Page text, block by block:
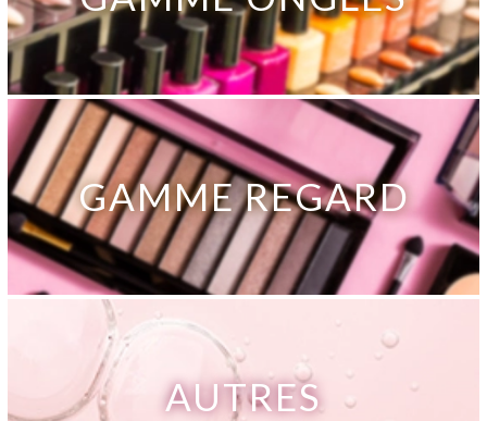
GAMME REGARD
AUTRES